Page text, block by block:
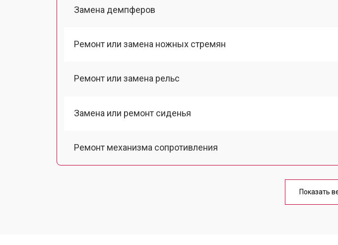
Замена демпферов
Ремонт или замена ножных стремян
Ремонт или замена рельс
Замена или ремонт сиденья
Ремонт механизма сопротивления
Показать